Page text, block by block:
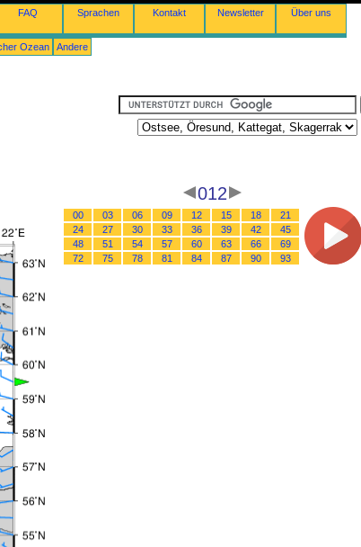
FAQ Sprachen Kontakt Newsletter Über uns
Ozean Andere
012
00 03 06 09 12 15 18
21
24
27 30 33 36 39 42
45
48
51 54 57 60 63 66
69
72
75 78 81 84 87 90 93